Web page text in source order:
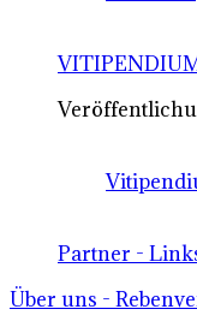
Partner -
Über uns -